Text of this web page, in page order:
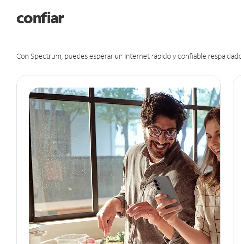
confiar
Con Spectrum, puedes esperar un Internet rápido y confiable